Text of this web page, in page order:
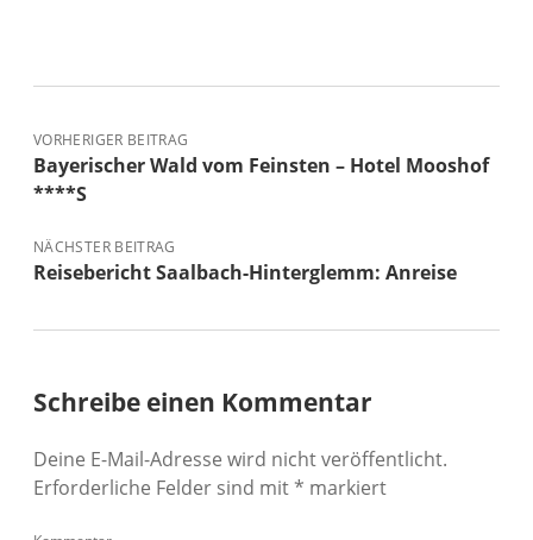
VORHERIGER BEITRAG
Bayerischer Wald vom Feinsten – Hotel Mooshof
****S
NÄCHSTER BEITRAG
Reisebericht Saalbach-Hinterglemm: Anreise
Schreibe einen Kommentar
Deine E-Mail-Adresse wird nicht veröffentlicht.
Erforderliche Felder sind mit* markiert